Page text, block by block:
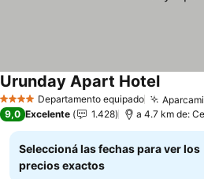
4 EstrellasDepartamento equipado
Urunday Apart Hotel
9,0 Excelente 1.428 a 4.7 km de:
Seleccioná las fechas para ver los
precios exactos